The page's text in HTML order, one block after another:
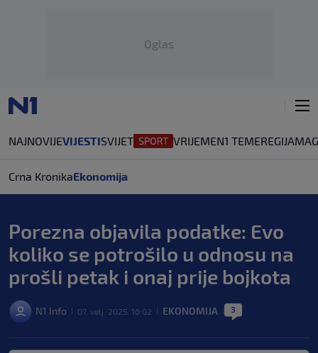
Oglas
NAJNOVIJEVIJESTISVIJET VRIJEMEN1 TEMEREGIJA
Crna KronikaEkonomija
Porezna objavila podatke: Evo
koliko se potrošilo u odnosu na
prošli petak i onaj prije bojkota
N1 Info 07. velj. 2025. 16:02 EKONOMIJA 3